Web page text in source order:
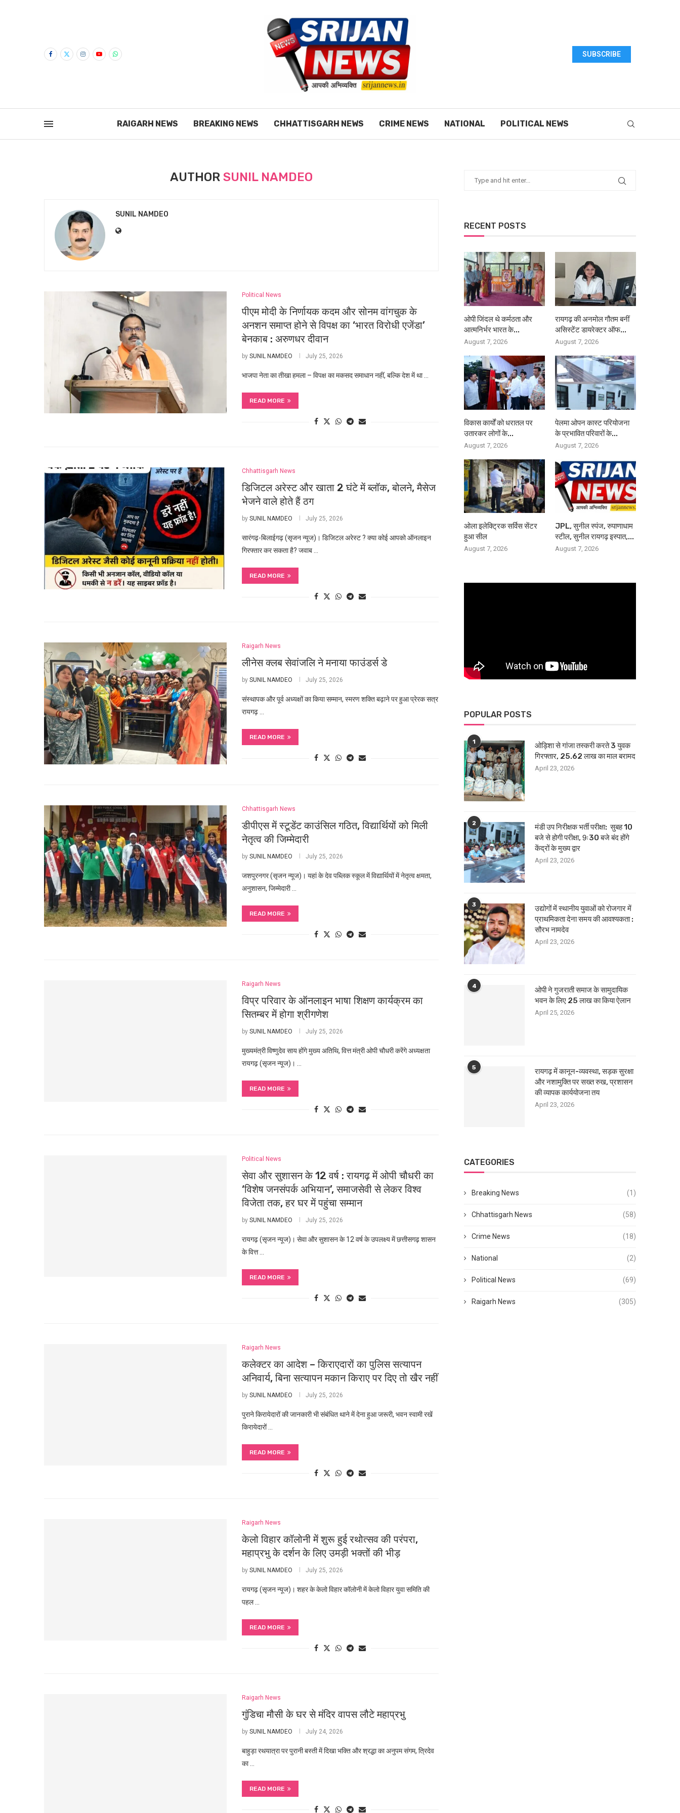
SUBSCRIBE
RAIGARH NEWS BREAKING NEWS CHHATTISGARH NEWS CRIME NEWS NATIONAL POLITICAL NEWS
AUTHOR SUNIL NAMDEO
SUNIL NAMDEO
Political News
पीएम मोदी के निर्णायक कदम और सोनम वांगचुक के
अनशन समाप्त होने से विपक्ष का ‘भारत विरोधी एजेंडा’
बेनकाब : अरुणधर दीवान
by SUNIL NAMDEO July 25, 2026
भाजपा नेता का तीखा हमला – विपक्ष का मकसद समाधान नहीं, बल्कि देश में था …
READ MORE
Chhattisgarh News
डिजिटल अरेस्ट और खाता 2 घंटे में ब्लॉक, बोलने, मैसेज
भेजने वाले होते हैं ठग
by SUNIL NAMDEO July 25, 2026
सारंगढ़-बिलाईगढ़ (सृजन न्यूज)। डिजिटल अरेस्ट ? क्या कोई आपको ऑनलाइन
गिरफ्तार कर सकता है? जवाब …
READ MORE
Raigarh News
लीनेस क्लब सेवांजलि ने मनाया फाउंडर्स डे
by SUNIL NAMDEO July 25, 2026
संस्थापक और पूर्व अध्यक्षों का किया सम्मान, स्मरण शक्ति बढ़ाने पर हुआ प्रेरक सत्र
रायगढ़ …
READ MORE
Chhattisgarh News
डीपीएस में स्टूडेंट काउंसिल गठित, विद्यार्थियों को मिली
नेतृत्व की जिम्मेदारी
by SUNIL NAMDEO July 25, 2026
जशपुरनगर (सृजन न्यूज)। यहां के देव पब्लिक स्कूल में विद्यार्थियों में नेतृत्व क्षमता,
अनुशासन, जिम्मेदारी …
READ MORE
Raigarh News
विप्र परिवार के ऑनलाइन भाषा शिक्षण कार्यक्रम का
सितम्बर में होगा श्रीगणेश
by SUNIL NAMDEO July 25, 2026
मुख्यमंत्री विष्णुदेव साय होंगे मुख्य अतिथि, वित्त मंत्री ओपी चौधरी करेंगे अध्यक्षता
रायगढ़ (सृजन न्यूज)। …
READ MORE
Political News
सेवा और सुशासन के 12 वर्ष : रायगढ़ में ओपी चौधरी का
‘विशेष जनसंपर्क अभियान’, समाजसेवी से लेकर विश्व
विजेता तक, हर घर में पहुंचा सम्मान
by SUNIL NAMDEO July 25, 2026
रायगढ़ (सृजन न्यूज)। सेवा और सुशासन के 12 वर्ष के उपलक्ष्य में छत्तीसगढ़ शासन
के वित्त …
READ MORE
Raigarh News
कलेक्टर का आदेश – किराएदारों का पुलिस सत्यापन
अनिवार्य, बिना सत्यापन मकान किराए पर दिए तो खैर नहीं
by SUNIL NAMDEO July 25, 2026
पुराने किरायेदारों की जानकारी भी संबंधित थाने में देना हुआ जरूरी, भवन स्वामी रखें
किरायेदारों …
READ MORE
Raigarh News
केलो विहार कॉलोनी में शुरू हुई रथोत्सव की परंपरा,
महाप्रभु के दर्शन के लिए उमड़ी भक्तों की भीड़
by SUNIL NAMDEO July 25, 2026
रायगढ़ (सृजन न्यूज)। शहर के केलो विहार कॉलोनी में केलो विहार युवा समिति की
पहल …
READ MORE
Raigarh News
गुंडिचा मौसी के घर से मंदिर वापस लौटे महाप्रभु
by SUNIL NAMDEO July 24, 2026
बाहुड़ा रथयात्रा पर पुरानी बस्ती में दिखा भक्ति और श्रद्धा का अनुपम संगम, त्रिदेव
का …
READ MORE
RECENT POSTS
ओपी जिंदल थे कर्मठता और
आत्मनिर्भर भारत के...
August 7, 2026
रायगढ़ की अनमोल गौतम बनीं
असिस्टेंट डायरेक्टर ऑफ...
August 7, 2026
विकास कार्यों को धरातल पर
उतारकर लोगों के...
August 7, 2026
पेलमा ओपन कास्ट परियोजना
के प्रभावित परिवारों के...
August 7, 2026
ओला इलेक्ट्रिक सर्विस सेंटर
हुआ सील
August 7, 2026
JPL, सुनील स्पंज, रुपाणाधाम
स्टील, सुनील रायगढ़ इस्पात,...
August 7, 2026
POPULAR POSTS
1
ओड़िशा से गांजा तस्करी करते 3 युवक
गिरफ्तार, 25.62 लाख का माल बरामद
April 23, 2026
2
मंडी उप निरीक्षक भर्ती परीक्षा: सुबह 10
बजे से होगी परीक्षा, 9ः30 बजे बंद होंगे
केंद्रों के मुख्य द्वार
April 23, 2026
3
उद्योगों में स्थानीय युवाओं को रोजगार में
प्राथमिकता देना समय की आवश्यकता :
सौरभ नामदेव
April 23, 2026
4
ओपी ने गुजराती समाज के सामुदायिक
भवन के लिए 25 लाख का किया ऐलान
April 25, 2026
5
रायगढ़ में कानून-व्यवस्था, सड़क सुरक्षा
और नशामुक्ति पर सख्त रुख, प्रशासन
की व्यापक कार्ययोजना तय
April 23, 2026
CATEGORIES
Breaking News (1)
Chhattisgarh News (58)
Crime News (18)
National (2)
Political News (69)
Raigarh News (305)